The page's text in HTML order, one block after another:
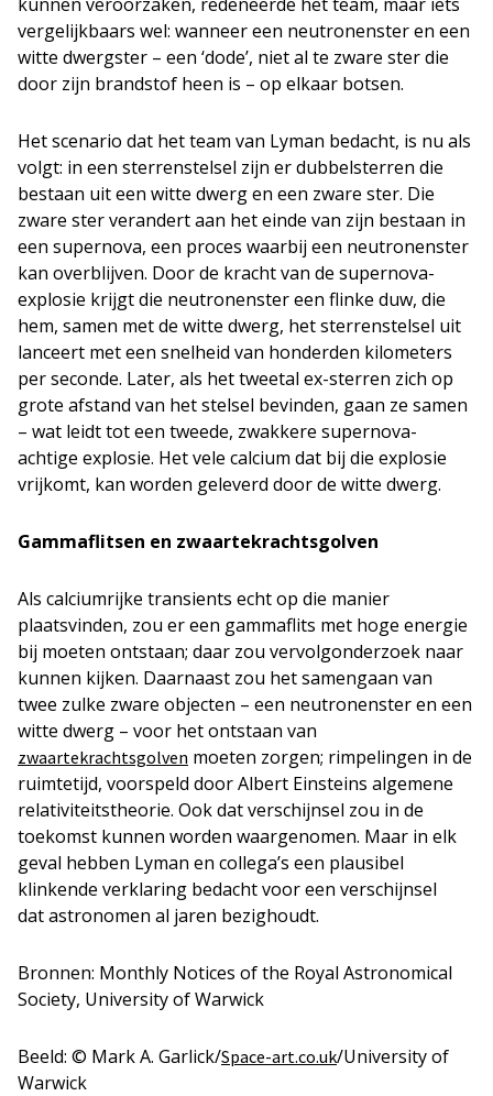
vergelijkbaars wel: wanneer een neutronenster en een
witte dwergster – een ‘dode’, niet al te zware ster die
door zijn brandstof heen is – op elkaar botsen.
Het scenario dat het team van Lyman bedacht, is nu als
volgt: in een sterrenstelsel zijn er dubbelsterren die
bestaan uit een witte dwerg en een zware ster. Die
zware ster verandert aan het einde van zijn bestaan in
een supernova, een proces waarbij een neutronenster
kan overblijven. Door de kracht van de supernova-
explosie krijgt die neutronenster een flinke duw, die
hem, samen met de witte dwerg, het sterrenstelsel uit
lanceert met een snelheid van honderden kilometers
per seconde. Later, als het tweetal ex-sterren zich op
grote afstand van het stelsel bevinden, gaan ze samen
– wat leidt tot een tweede, zwakkere supernova-
achtige explosie. Het vele calcium dat bij die explosie
vrijkomt, kan worden geleverd door de witte dwerg.
Gammaflitsen en zwaartekrachtsgolven
Als calciumrijke transients echt op die manier
plaatsvinden, zou er een gammaflits met hoge energie
bij moeten ontstaan; daar zou vervolgonderzoek naar
kunnen kijken. Daarnaast zou het samengaan van
twee zulke zware objecten – een neutronenster en een
witte dwerg – voor het ontstaan van
zwaartekrachtsgolven moeten zorgen; rimpelingen in de
ruimtetijd, voorspeld door Albert Einsteins algemene
relativiteitstheorie. Ook dat verschijnsel zou in de
toekomst kunnen worden waargenomen. Maar in elk
geval hebben Lyman en collega’s een plausibel
klinkende verklaring bedacht voor een verschijnsel
dat astronomen al jaren bezighoudt.
Bronnen: Monthly Notices of the Royal Astronomical
Society, University of Warwick
Beeld: © Mark A. Garlick/Space-art.co.uk/University of
Warwick